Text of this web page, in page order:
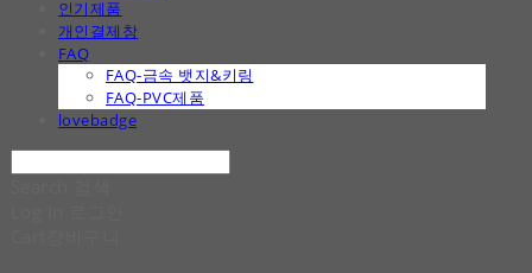
인기제품
개인결제창
FAQ
FAQ-금속 뱃지&키링
FAQ-PVC제품
lovebadge